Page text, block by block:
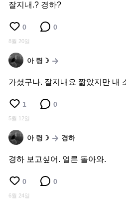
잘지내.? 경하?
0 0
8월 20일
아 령☽
가셨구나. 잘지내요 짧았지만 내
1 0
5월 12일
아 령☽ 경하
경하 보고싶어. 얼른 돌아와.
0 0
6월 24일